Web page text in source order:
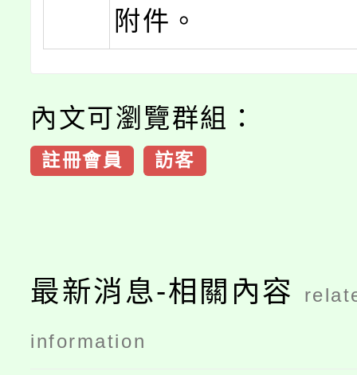
附件。
內文可瀏覽群組：
註冊會員 訪客
最新消息-相關內容
information